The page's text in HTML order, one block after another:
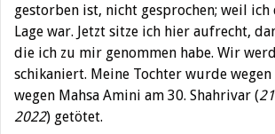
gestorben ist, nicht gesprochen; weil
Lage war. Jetzt sitze ich hier aufrecht,
die ich zu mir genommen habe. Wir
schikaniert. Meine Tochter wurde wegen
wegen Mahsa Amini am 30. Shahrivar (
2022) getötet.